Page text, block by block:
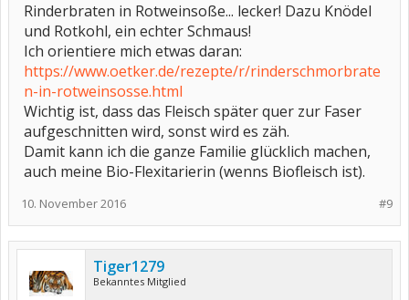
Rinderbraten in Rotweinsoße... lecker! Dazu Knödel
und Rotkohl, ein echter Schmaus!
Ich orientiere mich etwas daran:
https://www.oetker.de/rezepte/r/rinderschmorbrate
n-in-rotweinsosse.html
Wichtig ist, dass das Fleisch später quer zur Faser
aufgeschnitten wird, sonst wird es zäh.
Damit kann ich die ganze Familie glücklich machen,
auch meine Bio-Flexitarierin (wenns Biofleisch ist).
#9
10. November 2016
Tiger1279
Bekanntes Mitglied